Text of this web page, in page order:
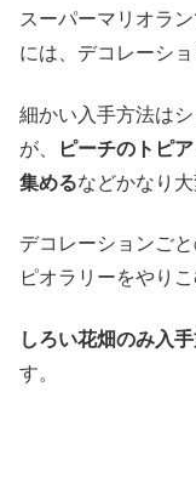
スーパーマリオラ
には、デコレーシ
細かい入手方法は
が、
ピーチのトピ
集めるなどかなり大
デコレーションご
ピオラリーをやり
しろい花畑のみ入
す。